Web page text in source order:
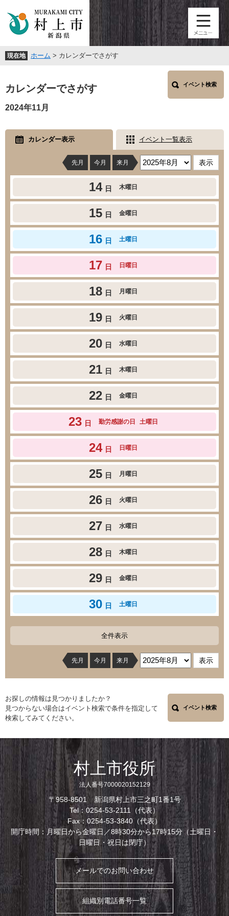
頭
。
飛
て
文
現在地 ホーム > カレンダーでさがす
文
カレンダーでさがす イベント検索
2024年11月
カレンダー表示 イベント一覧表示
先月 今月 来月
14 日 木曜日
15 日 金曜日
16 日 土曜日
17 日 日曜日
18 日 月曜日
19 日 火曜日
20 日 水曜日
21 日 木曜日
22 日 金曜日
23 日 勤労感謝の日 土曜日
24 日 日曜日
25 日 月曜日
26 日 火曜日
27 日 水曜日
28 日 木曜日
29 日 金曜日
30 日 土曜日
全件表示
先月 今月 来月
お探しの情報は見つかりましたか？
見つからない場合はイベント検索で条件を指定して
検索してみてください。
イベント検索
村上市役所
法人番号7000020152129
〒958-8501 新潟県村上市三之町1番1号
Tel：0254-53-2111（代表）
Fax：0254-53-3840（代表）
開庁時間：月曜日から金曜日／8時30分から17時15分（土曜日・
日曜日・祝日は閉庁）
メールでのお問い合わせ
組織別電話番号一覧